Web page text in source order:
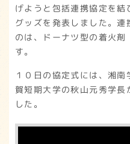
げようと包括連携協定を
グッズを発表しました。
のは、ドーナツ型の着火
す。
１０日の協定式には、湘
賀短期大学の秋山元秀学
した。